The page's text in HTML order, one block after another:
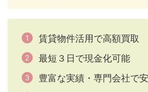
賃貸物件活用で高額買取
最短３日で現金化可能
豊富な実績・専門会社で